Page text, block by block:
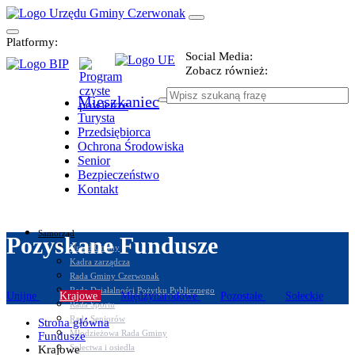
Platformy:
Social Media:
Zobacz również:
Mieszkaniec
Turysta
Przedsiębiorca
Ochrona Środowiska
Senior
Bezpieczeństwo
Kontakt
Samorząd
Urząd Gminy
Kadra zarządcza
Rada Gminy Czerwonak
Rada Działalności Pożytku Publicznego
Rada Sportu
Rada Seniorów
Młodzieżowa Rada Gminy
Sołectwa i osiedla
Pozyskane Fundusze
Unijne Krajowe Międzynarodowe Pozostałe Sołeckie
Strona główna
Fundusze
Krajowe